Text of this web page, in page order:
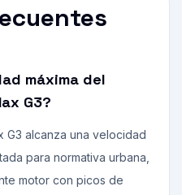
máxima del
G3?
G3 alcanza una velocidad
para normativa urbana,
motor con picos de